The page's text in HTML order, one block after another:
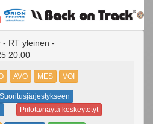
- RT yleinen -
20:00
AVO MES VOI
Suoritusjärjestykseen
Piilota/näytä keskeytetyt